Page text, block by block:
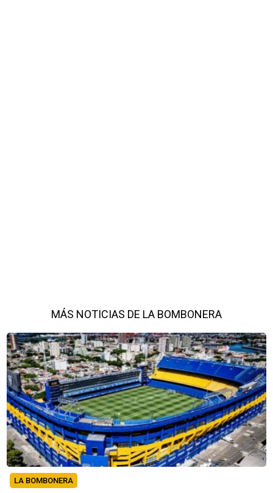
MÁS NOTICIAS DE LA BOMBONERA
LA BOMBONERA